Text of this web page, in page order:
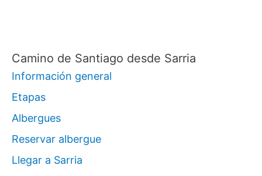
Camino de Santiago desde Sarria
Información general
Etapas
Albergues
Reservar albergue
Llegar a Sarria